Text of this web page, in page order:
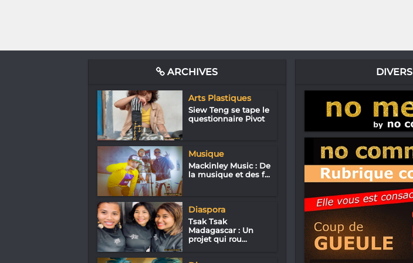
ARCHIVES
Arts Plastiques
Siew Teng se tape le
questionnaire Pivot
Musique
Mackinley Music : De
la musique et des f...
Diaspora
Tsak Tsak
Madagascar : Un
projet qui rou...
DIVERS